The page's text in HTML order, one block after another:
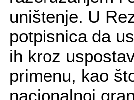
uništenje. U
potpisnica da
ih kroz
primenu, kao
nacionalnoj